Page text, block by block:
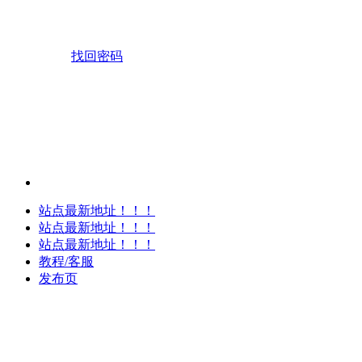
找回密码
站点最新地址！！！
站点最新地址！！！
站点最新地址！！！
教程/客服
发布页